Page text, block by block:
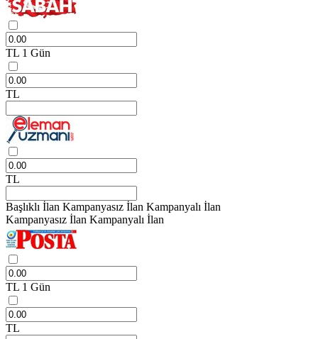
TL 1 Gün
TL
TL
Başlıklı İlan Kampanyasız İlan Kampanyalı İlan
Kampanyasız İlan Kampanyalı İlan
TL 1 Gün
TL